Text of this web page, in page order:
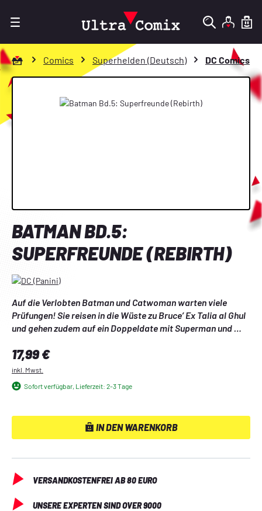
Zur Startseite gehen
Comics Superhelden (Deutsch) DC Comics
Bildergalerie überspringen
BATMAN BD.5:
SUPERFREUNDE (REBIRTH)
Auf die Verlobten Batman und Catwoman warten viele
Prüfungen! Sie reisen in die Wüste zu Bruce’ Ex Talia al Ghul
und gehen zudem auf ein Doppeldate mit Superman und
Wonder Woman in einer düsteren Welt, und am Lagerfeuer
knistert es gewaltig …
Regulärer Preis:
17,99 €
inkl. Mwst.
Sofort verfügbar, Lieferzeit: 2-3 Tage
IN DEN WARENKORB
VERSANDKOSTENFREI AB 80 EURO
UNSERE EXPERTEN SIND OVER 9000